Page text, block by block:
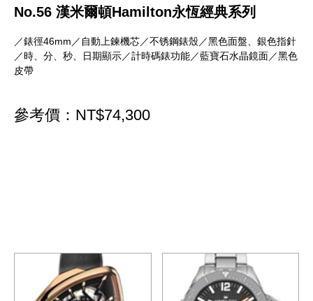
No.56 漢米爾頓Hamilton永恆經典系列
／錶徑46mm／自動上鍊機芯／不锈鋼錶殼／黑色面盤、銀色指針
／時、分、秒、日期顯示／計時碼錶功能／藍寶石水晶鏡面／黑色
皮帶
參考價：NT$74,300